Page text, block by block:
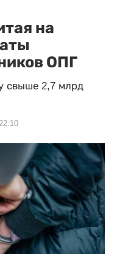
на
ОПГ
свыше 2,7 млрд